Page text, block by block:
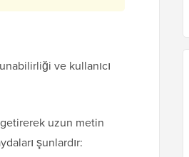
ve kullanıcı
uzun metin
şunlardır: